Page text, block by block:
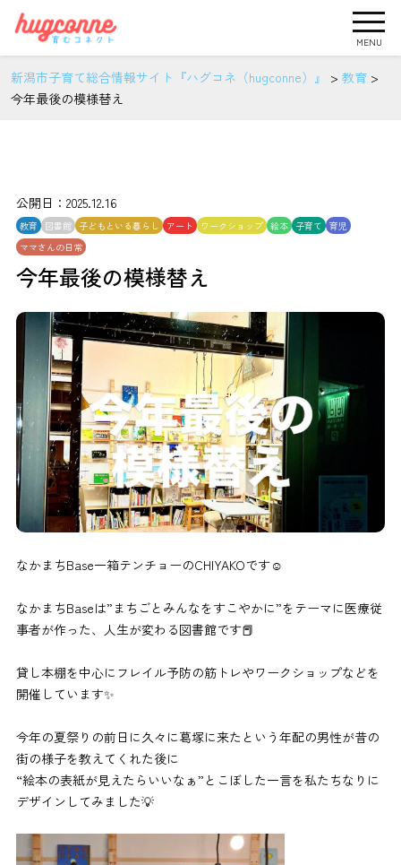
MENU
新潟市子育て総合情報サイト『ハグコネ（hugconne）』 > 教育 >
今年最後の模様替え
公開日：2025.12.16
教育 図書館 子どもといる暮らし アート ワークショップ 絵本 子育て 育児
ママさんの日常
今年最後の模様替え
なかまちBase一箱テンチョーのCHIYAKOです☺︎
なかまちBaseは”まちごとみんなをすこやかに”をテーマに医療従
事者が作った、人生が変わる図書館です📕
貸し本棚を中心にフレイル予防の筋トレやワークショップなどを
開催しています✨
今年の夏祭りの前日に久々に葛塚に来たという年配の男性が昔の
街の様子を教えてくれた後に
“絵本の表紙が見えたらいいなぁ”とこぼした一言を私たちなりに
デザインしてみました💡